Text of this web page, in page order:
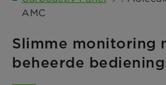
AMC
Slimme monitoring
beheerde